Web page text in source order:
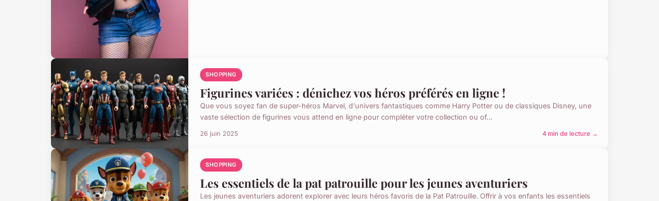
SHOPPING
Figurines variées : dénichez vos héros préférés en ligne !
Que vous soyez fan de super-héros Marvel, d'univers fantastiques comme Harry Potter ou de classiques Disney, une
vaste sélection de figurines vous attend en ligne pour compléter votre collection ou of...
26 juin 2025 4 min de lecture →
SHOPPING
Les essentiels de la pat patrouille pour les jeunes aventuriers
Les jeunes aventuriers adorent explorer avec leurs héros favoris de la Pat Patrouille. Offrir à vos enfants les essentiels